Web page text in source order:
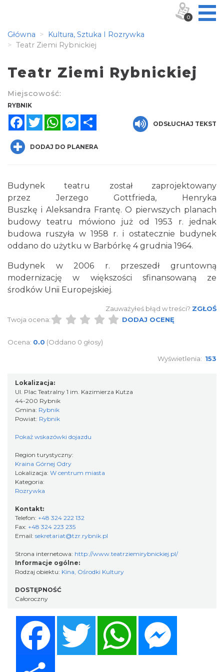
Główna
Kultura, Sztuka I Rozrywka
Teatr Ziemi Rybnickiej
Teatr Ziemi Rybnickiej
Miejscowość:
RYBNIK
FacebookTwitterWhatsAppMessenger
ODSŁUCHAJ TEKST
DODAJ DO PLANERA
Budynek teatru został zaprojektowany
przezJerzego Gottfrieda, Henryka
Buszkę i Aleksandra Frantę. O pierwszych planach
budowy teatru mówiono już od1953 r. jednak
budowa ruszyła w 1958 r. i ostatecznie budynek
oddano do użytku w Barbórkę 4 grudnia 1964.
Budynek w 2006 r. przeszedł gruntowną
modernizację w większości sfinansowaną ze
środków Unii Europejskiej.
Zauważyłeś błąd w treści? ZGŁOŚ
Twoja ocena:
DODAJ OCENĘ
Ocena: 0.0 (Oddano 0 głosy)
Wyświetlenia: 153
Lokalizacja:
Ul. Plac Teatralny 1 im. Kazimierza Kutza
44-200 Rybnik
Gmina: Rybnik
Powiat: Rybnik
Pokaż wskazówki dojazdu
Region turystyczny:
Kraina Górnej Odry
Lokalizacja: W centrum miasta
Kategoria:
Rozrywka
Kontakt:
Telefon: +48 324 222 132
Fax: +48 324 223 235
Email: sekretariat@tzr.rybnik.pl
Strona internetowa: http://www.teatrziemirybnickiej.pl/
Informacje ogólne:
Rodzaj obiektu: Kina, Ośrodki Kultury
DOSTĘPNOŚĆ
Całoroczny
Twitter WhatsApp
0